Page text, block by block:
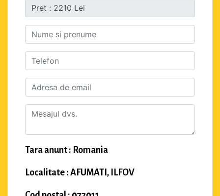
Tara anunt : Romania
Localitate : AFUMATI, ILFOV